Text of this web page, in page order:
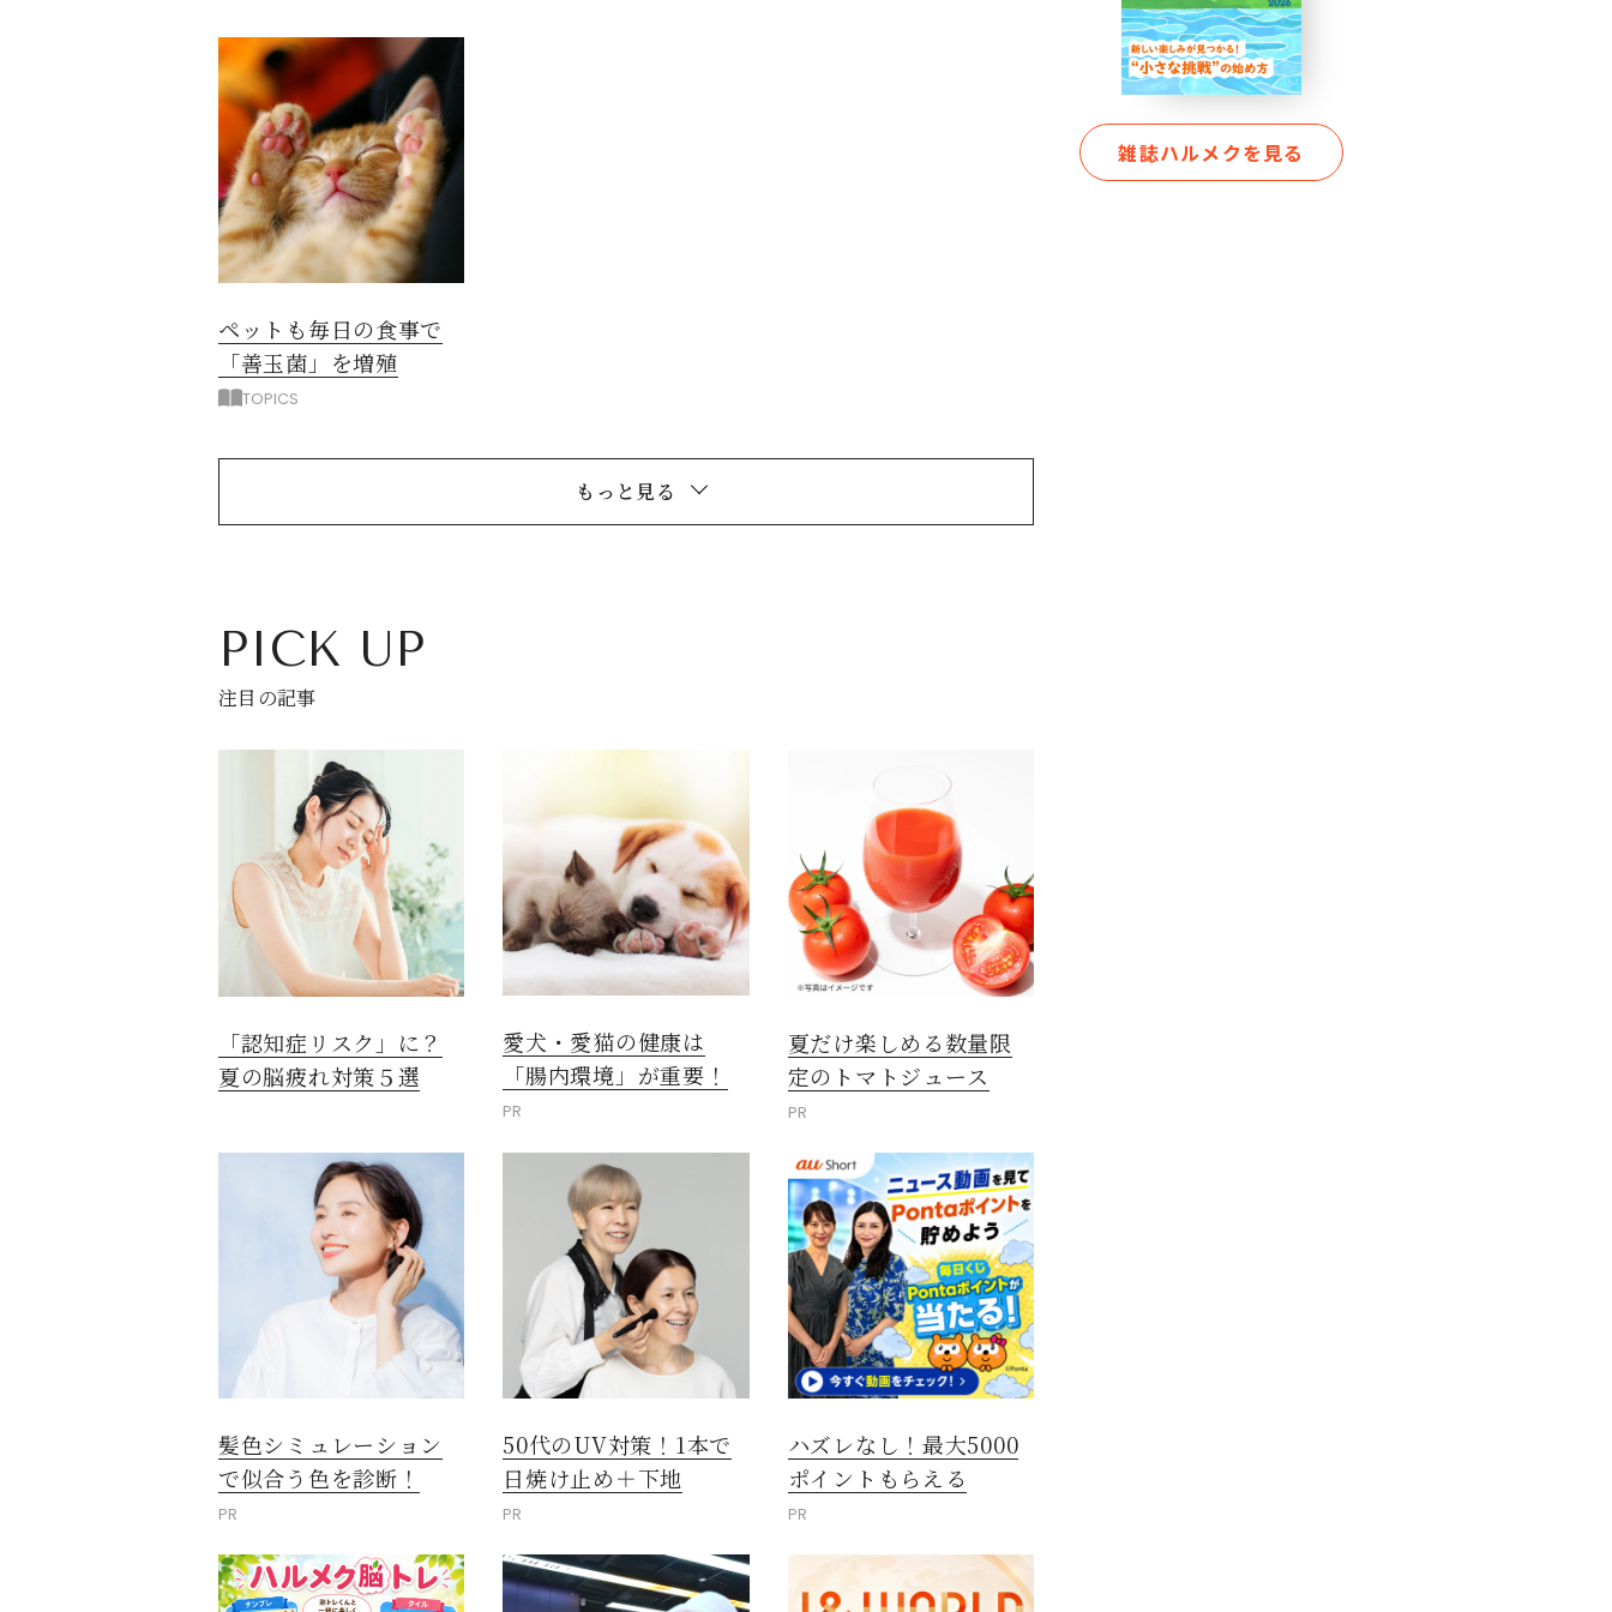
ペットも毎日の食事で
「善玉菌」を増殖
TOPICS
もっと見る
PICK UP
注目の記事
「認知症リスク」に？
夏の脳疲れ対策５選
愛犬・愛猫の健康は
「腸内環境」が重要！
PR
夏だけ楽しめる数量限
定のトマトジュース
PR
髪色シミュレーション
で似合う色を診断！
PR
50代のUV対策！1本で
日焼け止め＋下地
PR
ハズレなし！最大5000
ポイントもらえる
PR
雑誌ハルメクを見る